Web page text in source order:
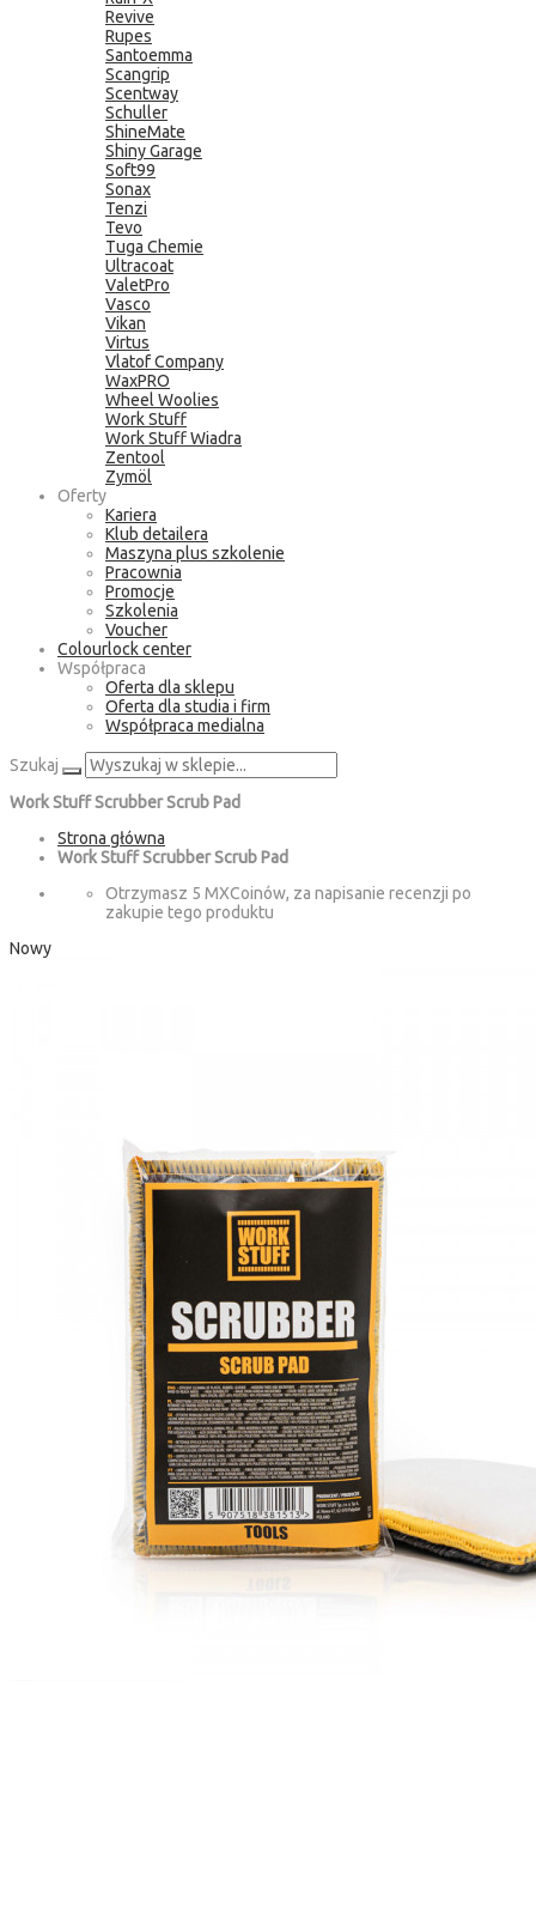
Revive
Rupes
Santoemma
Scangrip
Scentway
Schuller
ShineMate
Shiny Garage
Soft99
Sonax
Tenzi
Tevo
Tuga Chemie
Ultracoat
ValetPro
Vasco
Vikan
Virtus
Vlatof Company
WaxPRO
Wheel Woolies
Work Stuff
Work Stuff Wiadra
Zentool
Zymöl
Oferty
Kariera
Klub detailera
Maszyna plus szkolenie
Pracownia
Promocje
Szkolenia
Voucher
Colourlock center
Współpraca
Oferta dla sklepu
Oferta dla studia i firm
Współpraca medialna
Szukaj
Work Stuff Scrubber Scrub Pad
Strona główna
Work Stuff Scrubber Scrub Pad
Otrzymasz 5 MXCoinów, za napisanie recenzji po
zakupie tego produktu
Nowy